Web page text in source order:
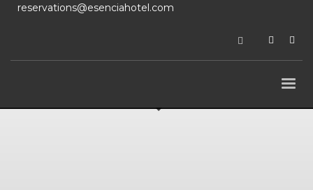
reservations@esenciahotel.com